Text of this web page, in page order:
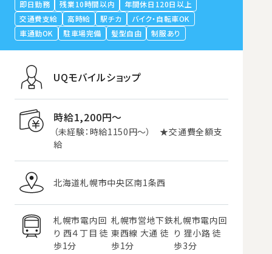
即日勤務
残業10時間以内
年間休日120日以上
交通費支給
高時給 駅チカ
バイク・自転車OK
車通勤OK
駐車場完備 髪型自由 制服あり
UQモバイルショップ
時給1,200円〜
（未経験：時給1150円～） ★交通費全額支
給
北海道札幌市中央区南1条西
札幌市電内回
り 西４丁目 徒
歩1分
札幌市営地下鉄
東西線 大通 徒
歩1分
札幌市電内回
り 狸小路 徒
歩3分